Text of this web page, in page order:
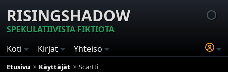
RISINGSHADOW
SPEKULATIIVISTA FIKTIOTA
Koti
Kirjat Yhteisö
Etusivu Käyttäjät Scartti